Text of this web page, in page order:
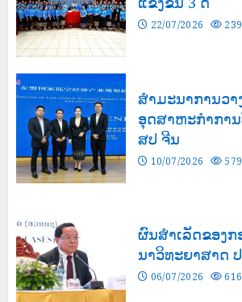
22/07/2026 239
ສຳມະນາການວ
ອຸດສາຫະກຳກາ
ສປ ຈີນ
10/07/2026 579
ຜົນສໍາເລັດຂອງ
ນາວິທະຍາສາດ
06/07/2026 616